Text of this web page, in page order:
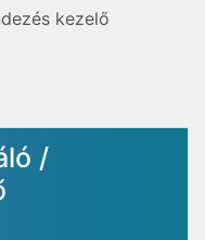
kezelő
/